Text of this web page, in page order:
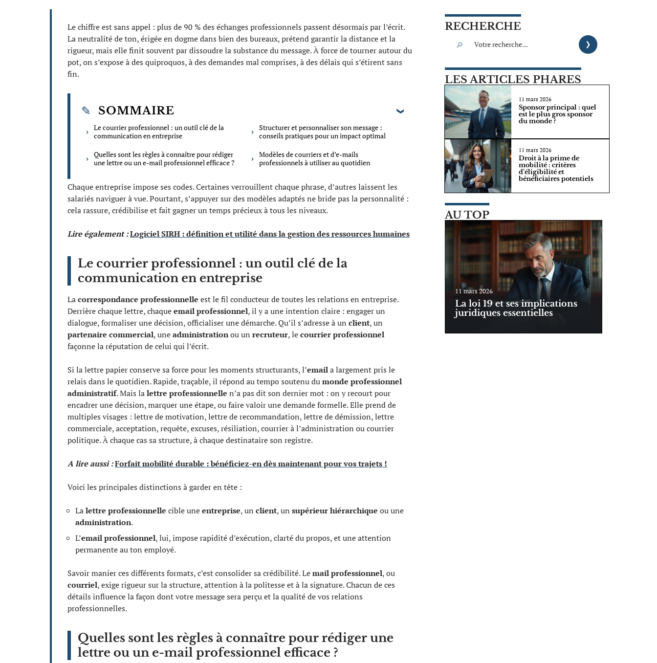
Le chiffre est sans appel : plus de 90 % des échanges professionnels passent désormais par l’écrit.
La neutralité de ton, érigée en dogme dans bien des bureaux, prétend garantir la distance et la
rigueur, mais elle finit souvent par dissoudre la substance du message. À force de tourner autour du
pot, on s’expose à des quiproquos, à des demandes mal comprises, à des délais qui s’étirent sans
fin.
SOMMAIRE
Le courrier professionnel : un outil clé de la
communication en entreprise
Quelles sont les règles à connaître pour rédiger
une lettre ou un e-mail professionnel efficace ?
Structurer et personnaliser son message :
conseils pratiques pour un impact optimal
Modèles de courriers et d’e-mails
professionnels à utiliser au quotidien
Chaque entreprise impose ses codes. Certaines verrouillent chaque phrase, d’autres laissent les
salariés naviguer à vue. Pourtant, s’appuyer sur des modèles adaptés ne bride pas la personnalité :
cela rassure, crédibilise et fait gagner un temps précieux à tous les niveaux.
Lire également :Logiciel SIRH : définition et utilité dans la gestion des ressources humaines
Le courrier professionnel : un outil clé de la
communication en entreprise
Lacorrespondance professionnelle est le fil conducteur de toutes les relations en entreprise.
Derrière chaque lettre, chaqueemail professionnel, il y a une intention claire : engager un
dialogue, formaliser une décision, officialiser une démarche. Qu’il s’adresse à un client, un
partenaire commercial, uneadministrationou un recruteur, lecourrier professionnel
façonne la réputation de celui qui l’écrit.
Si la lettre papier conserve sa force pour les moments structurants, l’emaila largement pris le
relais dans le quotidien. Rapide, traçable, il répond au tempo soutenu dumonde professionnel
administratif. Mais lalettre professionnelle n’a pas dit son dernier mot : on y recourt pour
encadrer une décision, marquer une étape, ou faire valoir une demande formelle. Elle prend de
multiples visages : lettre de motivation, lettre de recommandation, lettre de démission, lettre
commerciale, acceptation, requête, excuses, résiliation, courrier à l’administration ou courrier
politique. À chaque cas sa structure, à chaque destinataire son registre.
A lire aussi :Forfait mobilité durable : bénéficiez-en dès maintenant pour vos trajets !
Voici les principales distinctions à garder en tête :
Lalettre professionnelle cible uneentreprise, un client, un supérieur hiérarchique ou une
administration.
L’email professionnel, lui, impose rapidité d’exécution, clarté du propos, et une attention
permanente au ton employé.
Savoir manier ces différents formats, c’est consolider sa crédibilité. Lemail professionnel, ou
courriel, exige rigueur sur la structure, attention à la politesse et à la signature. Chacun de ces
détails influence la façon dont votre message sera perçu et la qualité de vos relations
professionnelles.
Quelles sont les règles à connaître pour rédiger une
lettre ou un e-mail professionnel efficace ?
RECHERCHE
LES ARTICLES PHARES
11 mars 2026
Sponsor principal : quel
est le plus gros sponsor
du monde ?
11 mars 2026
Droit à la prime de
mobilité : critères
d’éligibilité et
bénéficiaires potentiels
AU TOP
11 mars 2026
La loi 19 et ses implications
juridiques essentielles